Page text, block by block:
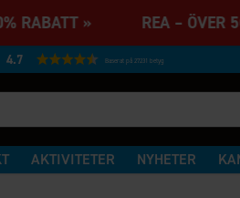
RABATT » REA –
4.7 Baserat på 27231 betyg
AKTIVITETER NYHETER